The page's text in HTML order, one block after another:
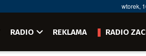
wtorek,
RADIO REKLAMA RADIO